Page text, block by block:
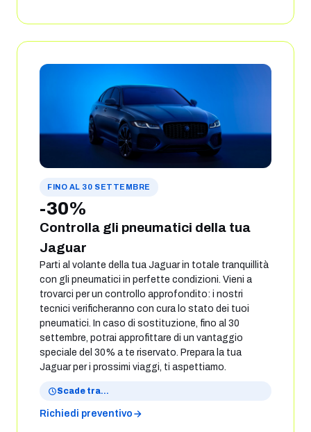
FINO AL 30 SETTEMBRE
-30%
Controlla gli pneumatici della tua
Jaguar
Parti al volante della tua Jaguar in totale tranquillità
con gli pneumatici in perfette condizioni. Vieni a
trovarci per un controllo approfondito: i nostri
tecnici verificheranno con cura lo stato dei tuoi
pneumatici. In caso di sostituzione, fino al 30
settembre, potrai approfittare di un vantaggio
speciale del 30% a te riservato. Prepara la tua
Jaguar per i prossimi viaggi, ti aspettiamo.
Scade tra…
Richiedi preventivo